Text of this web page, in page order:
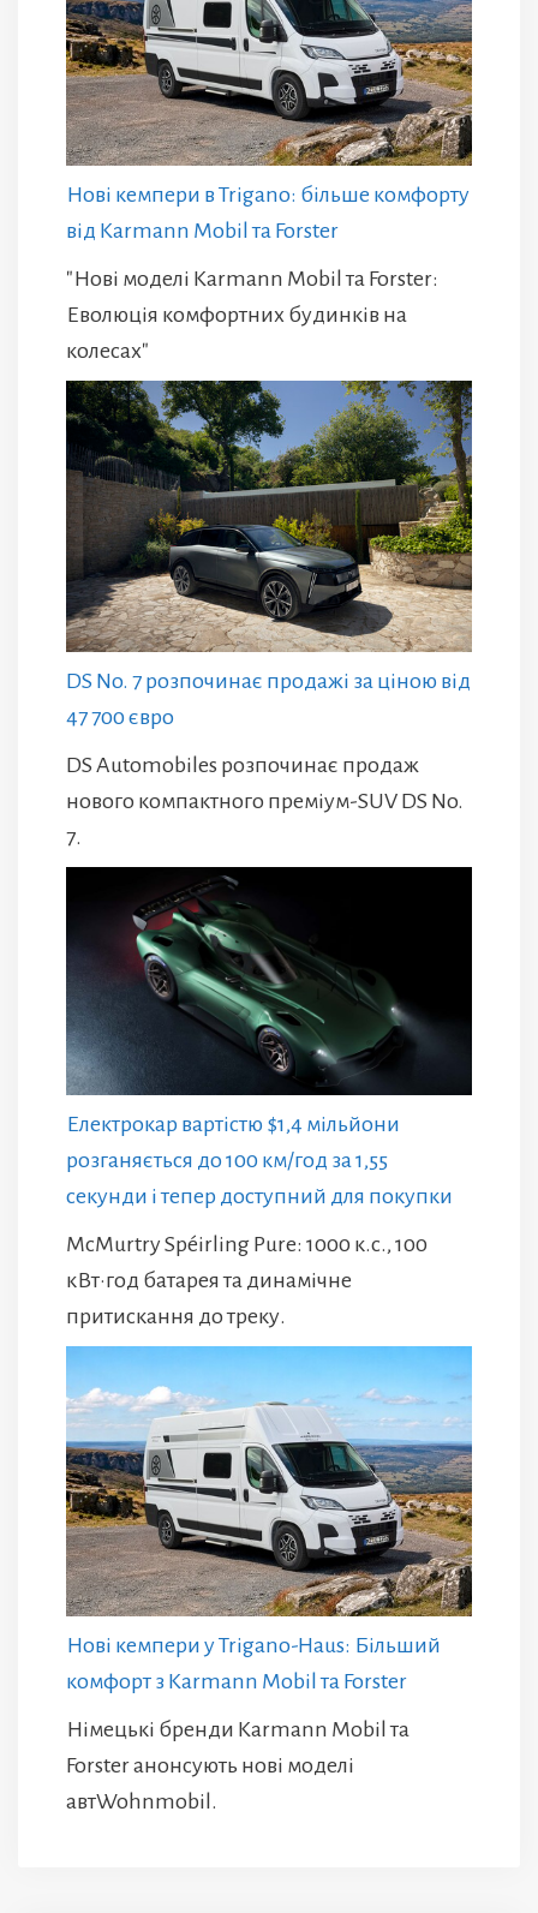
Нові кемпери в Trigano: більше комфорту
від Karmann Mobil та Forster
"Нові моделі Karmann Mobil та Forster:
Еволюція комфортних будинків на
колесах"
DS No. 7 розпочинає продажі за ціною від
47 700 євро
DS Automobiles розпочинає продаж
нового компактного преміум-SUV DS No.
7.
Електрокар вартістю $1,4 мільйони
розганяється до 100 км/год за 1,55
секунди і тепер доступний для покупки
McMurtry Spéirling Pure: 1000 к.с., 100
кВт·год батарея та динамічне
притискання до треку.
Нові кемпери у Trigano-Haus: Більший
комфорт з Karmann Mobil та Forster
Німецькі бренди Karmann Mobil та
Forster анонсують нові моделі
автWohnmobil.